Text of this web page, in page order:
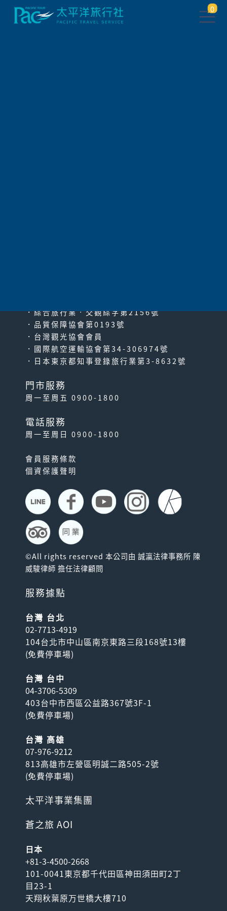
0
．綜合旅行業‧交觀綜字第2156號
．品質保障協會第0193號
．台灣觀光協會會員
．國際航空運輸協會第34-306974號
．日本東京都知事登錄旅行業第3-8632號
門市服務
周一至周五 0900-1800
電話服務
周一至周日 0900-1800
會員服務條款
個資保護聲明
©All rights reserved 本公司由 誠瀛法律事務所 陳
威駿律師 擔任法律顧問
服務據點
台灣 台北
02-7713-4919
104台北市中山區南京東路三段168號13樓
(免費停車場)
台灣 台中
04-3706-5309
403台中市西區公益路367號3F-1
(免費停車場)
台灣 高雄
07-976-9212
813高雄市左營區明誠二路505-2號
(免費停車場)
太平洋事業集團
蒼之旅 AOI
日本
+81-3-4500-2668
101-0041東京都千代田區神田須田町2丁
目23-1
天翔秋葉原万世橋大樓710